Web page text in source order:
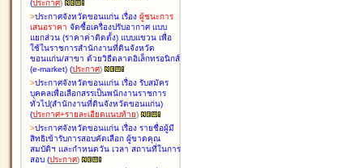
(ประกาศ)
>ประกาศจังหวัดขอนแก่น เรื่อง ผู้ชนะการ
เสนอราคา จัดซื้อเครื่องปรับอากาศ แบบ
แยกส่วน (ราคาค่าติดตั้ง) แบบแขวน เพื่อ
ใช้ในราชการสำนักงานที่ดินจังหวัด
ขอนแก่น/สาขา ด้วยวิธีตลาดอิเล็กทรอนิกส์
(e-market) (ประกาศ)
>ประกาศจังหวัดขอนแก่น เรื่อง รับสมัคร
บุคคลเพื่อเลือกสรรเป็นพนักงานราชการ
ทั่วไป(สำนักงานที่ดินจังหวัดขอนแก่น)
(ประกาศ+รายละเอียดแนบท้าย)
>ประกาศจังหวัดขอนแก่น เรื่อง รายชื่อผู้มี
สิทธิเข้ารับการสอบคัดเลือก ผู้ขาดคุณ
สมบัติฯ และกำหนดวัน เวลา สถานที่ในการ
สอบ (ประกาศ)